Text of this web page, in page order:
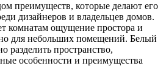
преимуществ, которые делают его
дизайнеров и владельцев домов.
комнатам ощущение простора и
для небольших помещений. Белый
разделить пространство,
особенности и преимущества